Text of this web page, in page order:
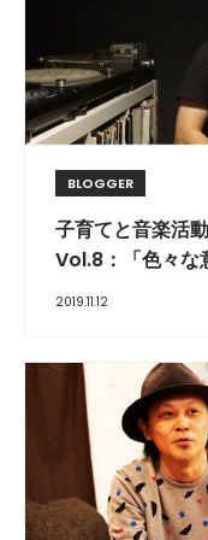
BLOGGER
子育てと音楽活
Vol.8：「色々な
2019.11.12